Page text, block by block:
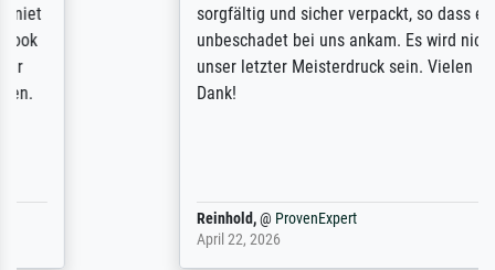
sorgfältig und sicher verpackt, so dass es
unbeschadet bei uns ankam. Es wird nicht
unser letzter Meisterdruck sein. Vielen
ProvenExpert